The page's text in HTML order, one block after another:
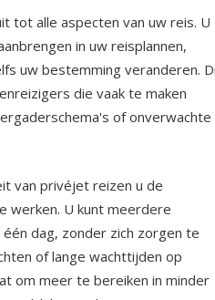
tot alle aspecten van uw reis. U
in uw reisplannen,
uw bestemming veranderen.
die vaak te maken
of onverwachte
van privéjet reizen u de
werken. U kunt meerdere
dag, zonder zich zorgen te
of lange wachttijden op
om meer te bereiken in minder